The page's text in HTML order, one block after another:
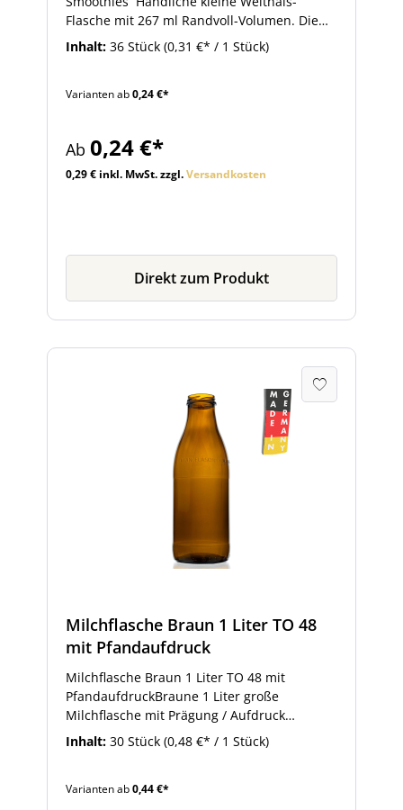
Flasche mit 267 ml Randvoll-Volumen. Die
Flasche ist mit einer 43 mm Twist-Off-
Mündung ausgestattet.Das hübsche
Milch und Milchshakes Fruchtsäften
weiteres nützliches Zubehör.
Inhalt: 36 Stück (0,31 €* / 1 Stück)
Varianten ab0,24 €*
Ab 0,24 €*
0,29 € inkl. MwSt. zzgl.Versandkosten
Direkt zum Produkt
Milchflasche Braun 1 Liter TO 48
mit Pfandaufdruck
Milchflasche Braun 1 Liter TO 48 mit
PfandaufdruckBraune 1 Liter große
Milchflasche mit Prägung / Aufdruck
"Pfandflasche". Durch die Glasfärbung
werden Milch und anderer Inhalt vor Licht
auch zum Abfüllen von Sirup, Dressing,
Inhalt: 30 Stück (0,48 €* / 1 Stück)
Varianten ab0,44 €*